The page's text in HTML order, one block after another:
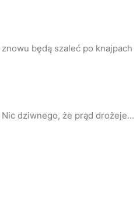
będą szaleć po knajpach
dziwnego, że prąd drożeje…